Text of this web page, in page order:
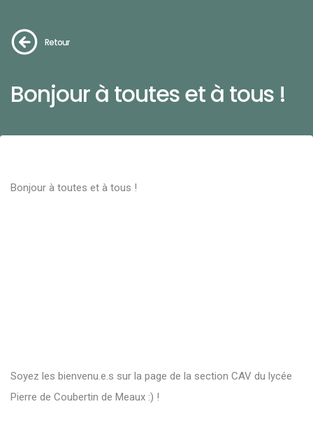
Retour
Bonjour à toutes et à tous !
Bonjour à toutes et à tous !
Soyez les bienvenu.e.s sur la page de la section CAV du lycée
Pierre de Coubertin de Meaux :) !